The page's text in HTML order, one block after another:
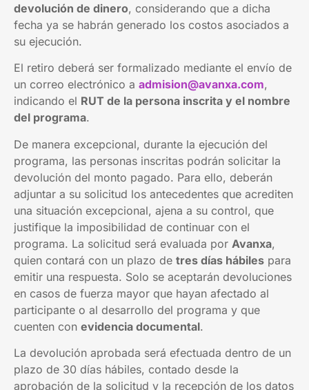
devolución de dinero, considerando que a dicha
fecha ya se habrán generado los costos asociados a
su ejecución.
El retiro deberá ser formalizado mediante el envío de
un correo electrónico a admision@avanxa.com,
indicando el RUT de la persona inscrita y el nombre
del programa.
De manera excepcional, durante la ejecución del
programa, las personas inscritas podrán solicitar la
devolución del monto pagado. Para ello, deberán
adjuntar a su solicitud los antecedentes que acrediten
una situación excepcional, ajena a su control, que
justifique la imposibilidad de continuar con el
programa. La solicitud será evaluada por Avanxa,
quien contará con un plazo de tres días hábiles para
emitir una respuesta. Solo se aceptarán devoluciones
en casos de fuerza mayor que hayan afectado al
participante o al desarrollo del programa y que
cuenten con evidencia documental.
La devolución aprobada será efectuada dentro de un
plazo de 30 días hábiles, contado desde la
aprobación de la solicitud y la recepción de los datos